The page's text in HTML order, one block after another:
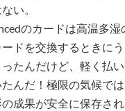
い。
のカードは高温多
ドを交換するときに
たんだけど、軽く払
んだ！極限の気候で
成果が安全に保存され